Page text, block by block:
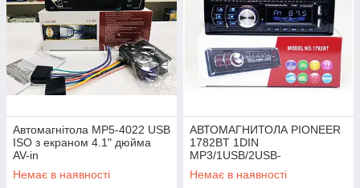
Автомагнітола MP5-4022 USB
ISO з екраном 4.1" дюйма
AV-in
Немає в наявності
АВТОМАГНИТОЛА PIONEER
1782BT 1DIN
MP3/1USB/2USB-
ЗАРЯДКА/TF
CARD/BLUETOOTH
Немає в наявності